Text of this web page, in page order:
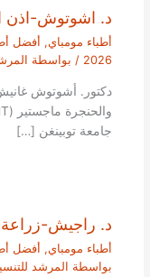
د. اشوتوش-اذن
أطباء مومباي, أفضل
2026 / بواسطة
دكتور. أشوتوش
جامعة توبينغن […]
د. راجيش-زراعة
أطباء مومباي, أفضل
بواسطة المرشد